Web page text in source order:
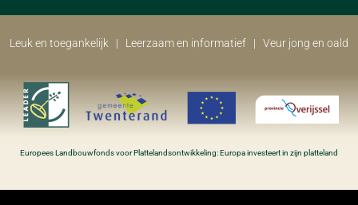
Leuk en toegankelijk | Leerzaam en informatief | Veur jong en oald​
Europees Landbouwfonds voor Plattelandsontwikkeling: Europa investeert in zijn platteland